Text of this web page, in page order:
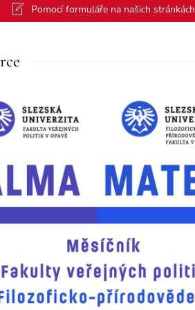
Pomocí formuláře na našich stránkách